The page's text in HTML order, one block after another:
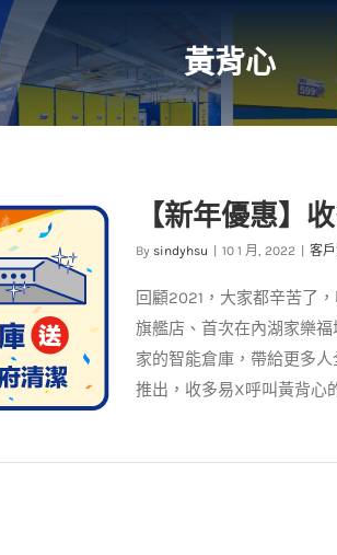
黃背心
【新年優惠】
By sindyhsu 10 1 月, 2022 客戶
回顧2021，大家都辛苦了
旗艦店、首次在內湖家樂
家的智能倉庫，帶給更多
推出，收多易X呼叫黃背心